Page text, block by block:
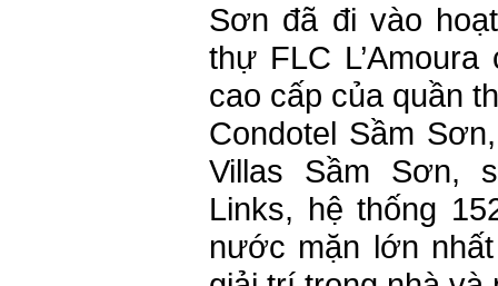
Sơn đã đi vào
thự FLC
cao cấp của quần
Condotel Sầm
Villas Sầm Sơn,
Links, hệ thống
nước mặn lớn